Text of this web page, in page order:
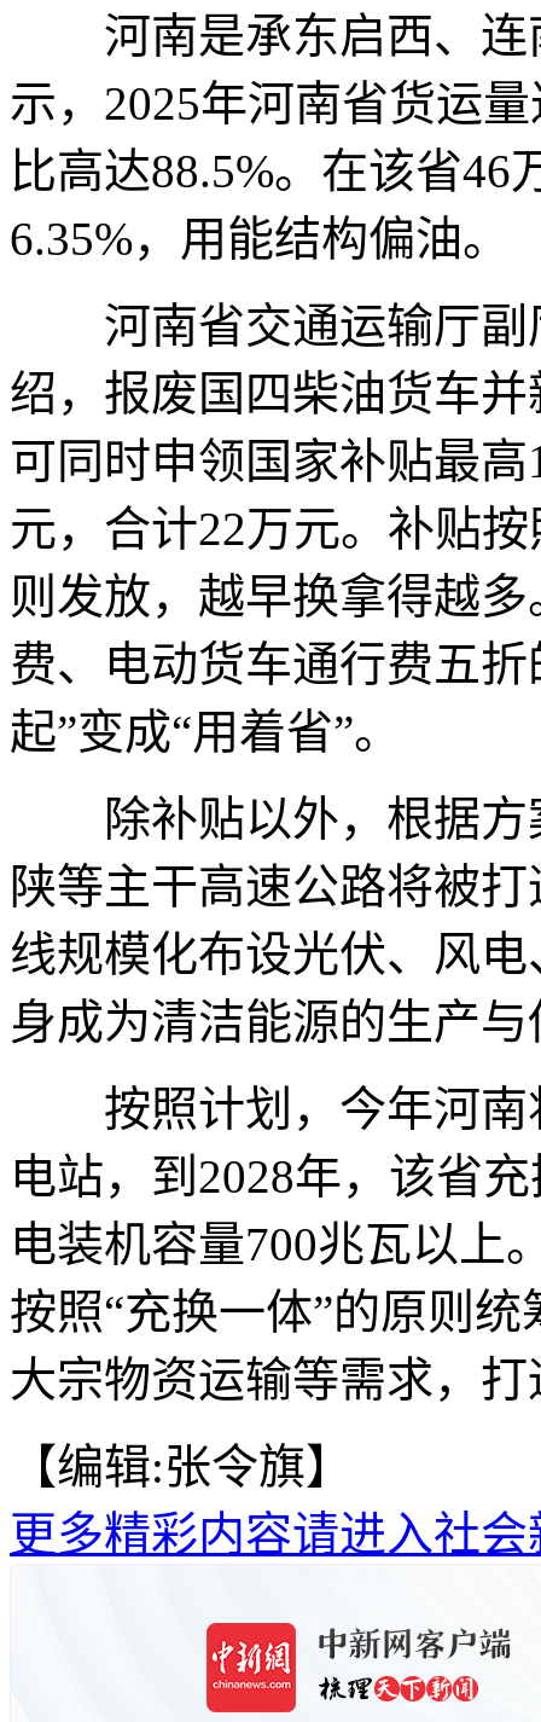
河南是承东启西、连
示，2025年河南省货运
比高达88.5%。在该省
6.35%，用能结构偏油。
河南省交通运输厅副
绍，报废国四柴油货车
可同时申领国家补贴最
元，合计22万元。补贴
则发放，越早换拿得越
费、电动货车通行费五
起”变成“用着省”。
除补贴以外，根据方
陕等主干高速公路将被
线规模化布设光伏、风
身成为清洁能源的生产
按照计划，今年河南
电站，到2028年，该省
电装机容量700兆瓦以上
按照“充换一体”的原则
大宗物资运输等需求，
【编辑:张令旗】
更多精彩内容请进入社会